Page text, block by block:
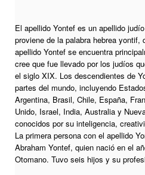
El apellido Yontef es un apellido
proviene de la palabra hebrea
apellido Yontef se encuentra
cree que fue llevado por los judíos
el siglo XIX. Los descendientes de
partes del mundo, incluyendo
Argentina, Brasil, Chile, España,
Unido, Israel, India, Australia y
conocidos por su inteligencia,
La primera persona con el apellido
Abraham Yontef, quien nació en el
Otomano. Tuvo seis hijos y su